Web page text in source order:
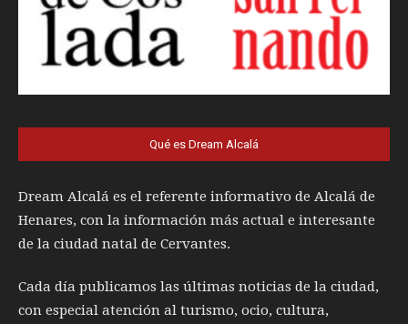
Qué es Dream Alcalá
Dream Alcalá es el referente informativo de Alcalá de
Henares, con la información más actual e interesante
de la ciudad natal de Cervantes.
Cada día publicamos las últimas noticias de la ciudad,
con especial atención al turismo, ocio, cultura,